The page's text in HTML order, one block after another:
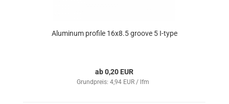
Aluminum profile 16x8.5 groove 5 I-type
ab 0,20 EUR
Grundpreis: 4,94 EUR / lfm